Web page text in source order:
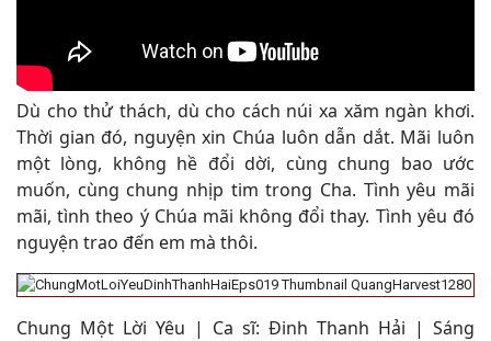
Dù cho thử thách, dù cho cách núi xa xăm ngàn khơi.
Thời gian đó, nguyện xin Chúa luôn dẫn dắt. Mãi luôn
một lòng, không hề đổi dời, cùng chung bao ước
muốn, cùng chung nhịp tim trong Cha. Tình yêu mãi
mãi, tình theo ý Chúa mãi không đổi thay. Tình yêu đó
nguyện trao đến em mà thôi.
Chung Một Lời Yêu | Ca sĩ: Đinh Thanh Hải | Sáng